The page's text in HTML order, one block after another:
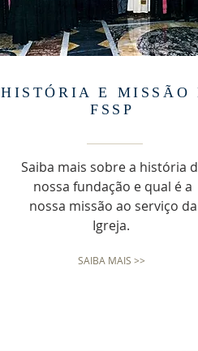
HISTÓRIA E MISSÃO
FSSP
Saiba mais sobre a história
nossa fundação e qual é a
nossa missão ao serviço da
Igreja.
SAIBA MAIS >>